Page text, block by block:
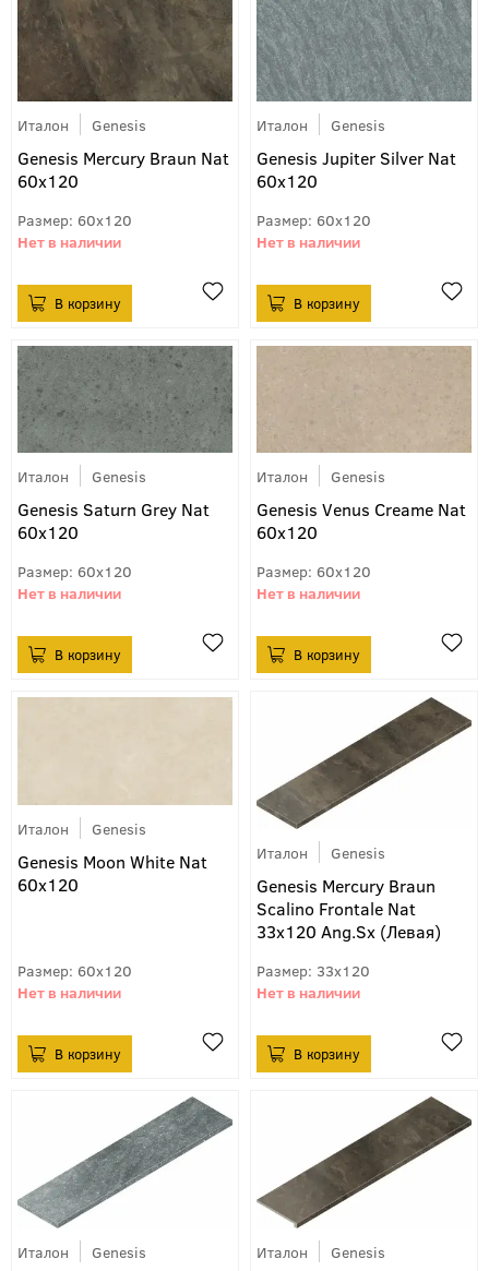
Италон Genesis
Genesis Mercury Braun Nat
60x120
60x120
Италон Genesis
Genesis Jupiter Silver Nat
60x120
60x120
Италон Genesis
Genesis Saturn Grey Nat
60x120
60x120
Италон Genesis
Genesis Venus Creame Nat
60x120
60x120
Италон Genesis
Genesis Moon White Nat
60x120
60x120
Италон Genesis
Genesis Mercury Braun
Scalino Frontale Nat
33х120 Ang.Sx (Левая)
33x120
Италон Genesis Италон Genesis